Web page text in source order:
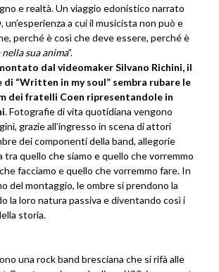
e realtà. Un viaggio edonistico narrato
, un’esperienza a cui il musicista non può e
perché è così che deve essere, perché è
sua anima”.
dal videomaker Silvano Richini, il
“Written in my soul” sembra rubare le
dei fratelli Coen ripresentandole in
. Fotografie di vita quotidiana vengono
grazie all’ingresso in scena di attori
dei componenti della band, allegorie
tra quello che siamo e quello che vorremmo
facciamo e quello che vorremmo fare. In
del montaggio, le ombre si prendono la
la loro natura passiva e diventando così i
storia.
una rock band bresciana che si rifà alle